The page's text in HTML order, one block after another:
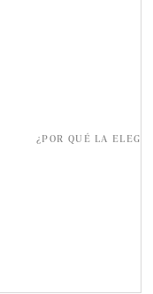
¿POR QUÉ LA